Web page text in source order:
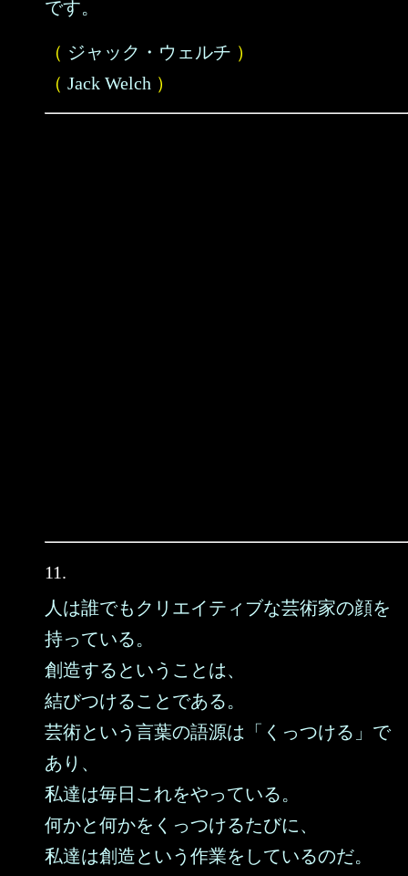
です。
（ ジャック・ウェルチ ）
（ Jack Welch ）
11.
人は誰でもクリエイティブな芸術家の顔を
持っている。
創造するということは、
結びつけることである。
芸術という言葉の語源は「くっつける」で
あり、
私達は毎日これをやっている。
何かと何かをくっつけるたびに、
私達は創造という作業をしているのだ。